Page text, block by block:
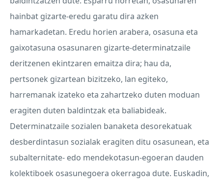
hainbat gizarte-eredu garatu dira azken
hamarkadetan. Eredu horien arabera, osasuna eta
gaixotasuna osasunaren gizarte-determinatzaile
deritzenen ekintzaren emaitza dira; hau da,
pertsonek gizartean bizitzeko, lan egiteko,
harremanak izateko eta zahartzeko duten moduan
eragiten duten baldintzak eta baliabideak.
Determinatzaile sozialen banaketa desorekatuak
desberdintasun sozialak eragiten ditu osasunean, eta
subalternitate- edo mendekotasun-egoeran dauden
kolektiboek osasunegoera okerragoa dute. Euskadin,